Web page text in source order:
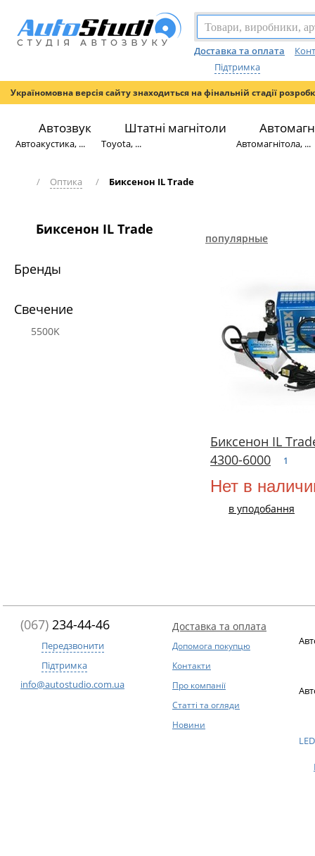
Доставка та оплата
Підтримка
Україномовна версія сайту знаходиться на фінальній стадії
Автозвук
Автоакустика, ...
Штатні магнітоли
Toyota, ... Автомагнітола, ...
/ Оптика / Биксенон IL Trade
Биксенон IL Trade
Бренды
Свечение
5500K
популярные
Биксенон IL
4300-6000
1
Нет в
в уподобання
(067) 234-44-46
Передзвонити
Підтримка
info@autostudio.com.ua
Доставка та оплата
Допомога покупцю
Контакти
Про компанії
Статті та огляди
Новини